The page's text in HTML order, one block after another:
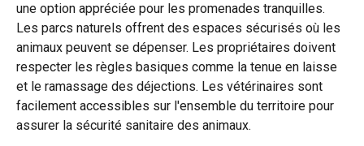
une option appréciée pour les promenades tranquilles.
Les parcs naturels offrent des espaces sécurisés où les
animaux peuvent se dépenser. Les propriétaires doivent
respecter les règles basiques comme la tenue en laisse
et le ramassage des déjections. Les vétérinaires sont
facilement accessibles sur l'ensemble du territoire pour
assurer la sécurité sanitaire des animaux.